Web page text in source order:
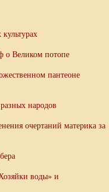
о Великом потопе
пантеоне
народов
очертаний материка за
воды» и